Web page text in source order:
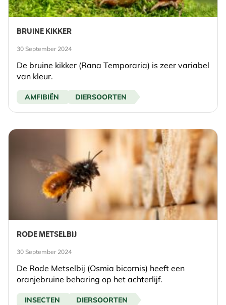
BRUINE KIKKER
30 September 2024
De bruine kikker (Rana Temporaria) is zeer variabel
van kleur.
AMFIBIËN DIERSOORTEN
RODE METSELBIJ
30 September 2024
De Rode Metselbij (Osmia bicornis) heeft een
oranjebruine beharing op het achterlijf.
INSECTEN DIERSOORTEN